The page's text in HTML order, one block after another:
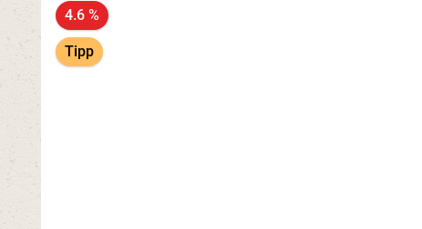
4.6 %
Tipp